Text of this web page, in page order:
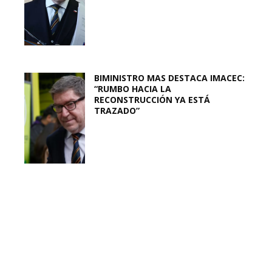
BIMINISTRO MAS DESTACA IMACEC:
“RUMBO HACIA LA
RECONSTRUCCIÓN YA ESTÁ
TRAZADO”